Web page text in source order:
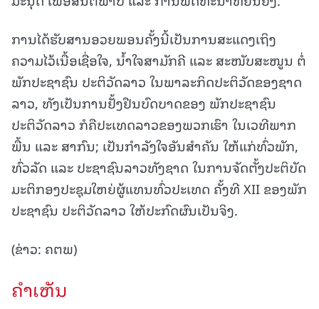
ການໄດ້ຮັບສານອວຍພອນຄັ້ງນີ້ເປັນການສະແດງເຖິງ
ຄວາມໄວ້ເນື້ອເຊື່ອໃຈ, ນໍ້າໃຈສາມັກຄີ ແລະ ສະໜັບສະໜູນ ຕໍ່
ພັກປະຊາຊົນ ປະຕິວັດລາວ ໃນພາລະກິດປະຕິວັດຂອງຊາດ
ລາວ, ທັງເປັນການຢັ້ງຢືນບົດບາດຂອງ ພັກປະຊາຊົນ
ປະຕິວັດລາວ ກໍຄືປະເທດລາວຂອງພວກເຮົາ ໃນເວທີພາກ
ພື້ນ ແລະ ສາກົນ; ເປັນກຳລັງໃຈອັນສຳຄັນ ໃຫ້ແກ່ທົ່ວພັກ,
ທົ່ວລັດ ແລະ ປະຊາຊົນລາວທັງຊາດ ໃນການຈັດຕັ້ງປະຕິບັດ
ມະຕິກອງປະຊຸມໃຫຍ່ຜູ້ແທນທົ່ວປະເທດ ຄັ້ງທີ XII ຂອງພັກ
ປະຊາຊົນ ປະຕິວັດລາວ ໃຫ້ປະກົດຜົນເປັນຈິງ.
(ຂ່າວ: ຄຕພ)
ຄໍາເຫັນ